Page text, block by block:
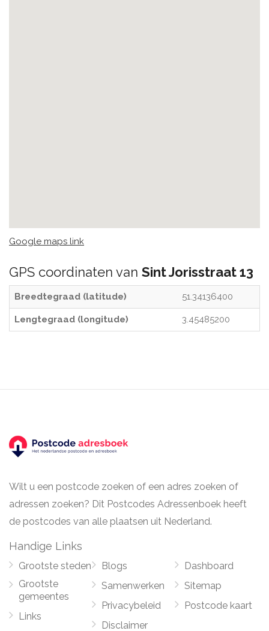
Google maps link
GPS coordinaten van Sint Jorisstraat 13
Breedtegraad (latitude) 51.34136400
Lengtegraad (longitude) 3.45485200
Wilt u een postcode zoeken of een adres zoeken of
adressen zoeken? Dit Postcodes Adressenboek heeft
de postcodes van alle plaatsen uit Nederland.
Handige Links
Grootste steden
Grootste
gemeentes
Links
Blogs
Samenwerken
Privacybeleid
Disclaimer
Dashboard
Sitemap
Postcode kaart